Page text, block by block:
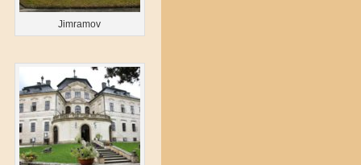
Jimramov